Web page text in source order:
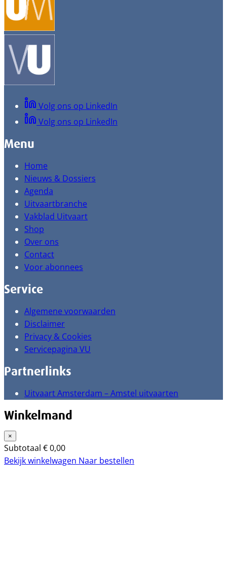
Volg ons op LinkedIn
Volg ons op LinkedIn
Menu
Home
Nieuws & Dossiers
Agenda
Uitvaartbranche
Vakblad Uitvaart
Shop
Over ons
Contact
Voor abonnees
Service
Algemene voorwaarden
Disclaimer
Privacy & Cookies
Servicepagina VU
Partnerlinks
Uitvaart Amsterdam – Amstel uitvaarten
Winkelmand
×
Subtotaal €0,00
Bekijk winkelwagen Naar bestellen